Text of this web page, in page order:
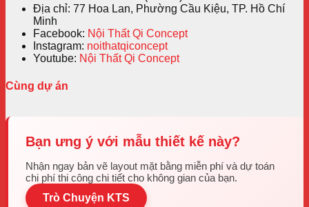
Địa chỉ: 77 Hoa Lan, Phường Cầu Kiệu, TP. Hồ Chí
Minh
Facebook: Nội Thất Qi Concept
Instagram: noithatqiconcept
Youtube: Nội Thất Qi Concept
Cùng dự án
Bạn ưng ý với mẫu thiết kế này?
Nhận ngay bản vẽ layout mặt bằng miễn phí và dự toán
chi phí thi công chi tiết cho không gian của bạn.
Trò Chuyện KTS